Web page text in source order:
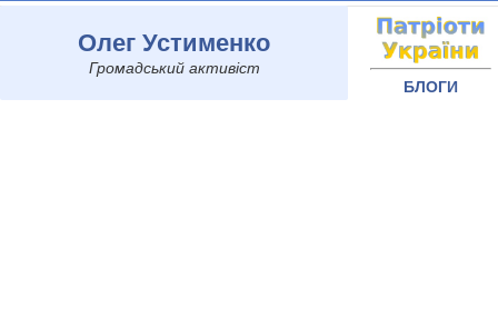
Олег Устименко
Громадський активіст
БЛОГИ